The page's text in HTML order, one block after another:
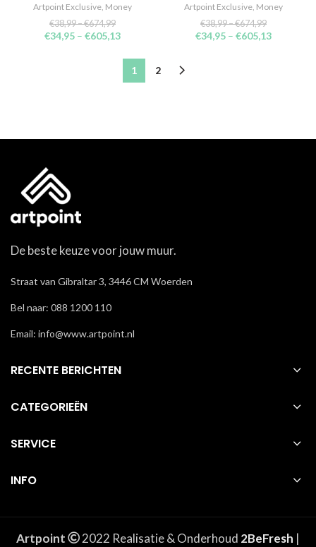
Artpoint Exclusive, Money
€38,99–€674,99
€34,95 – €605,13
Artpoint Exclusive, Money
€38,99–€674,99
€34,95 – €605,13
1 2
De beste keuze voor jouw muur.
Straat van Gibraltar 3, 3446 CM Woerden
Bel naar: 088 1200 110
Email: info@www.artpoint.nl
RECENTE BERICHTEN
CATEGORIEËN
SERVICE
INFO
Artpoint 2022 Realisatie & Onderhoud 2BeFresh |